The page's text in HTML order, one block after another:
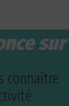
sur
connaître